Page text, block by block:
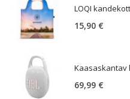
15,90 €
Kaasaskantav
69,99 €